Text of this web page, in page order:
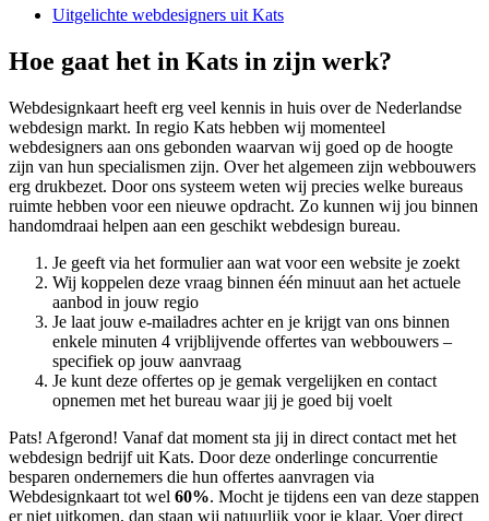
Uitgelichte webdesigners uit Kats
Hoe gaat het in Kats in zijn werk?
Webdesignkaart heeft erg veel kennis in huis over de Nederlandse
webdesign markt. In regio Kats hebben wij momenteel
webdesigners aan ons gebonden waarvan wij goed op de hoogte
zijn van hun specialismen zijn. Over het algemeen zijn webbouwers
erg drukbezet. Door ons systeem weten wij precies welke bureaus
ruimte hebben voor een nieuwe opdracht. Zo kunnen wij jou binnen
handomdraai helpen aan een geschikt webdesign bureau.
Je geeft via het formulier aan wat voor een website je zoekt
Wij koppelen deze vraag binnen één minuut aan het actuele
aanbod in jouw regio
Je laat jouw e-mailadres achter en je krijgt van ons binnen
enkele minuten 4 vrijblijvende offertes van webbouwers –
specifiek op jouw aanvraag
Je kunt deze offertes op je gemak vergelijken en contact
opnemen met het bureau waar jij je goed bij voelt
Pats! Afgerond! Vanaf dat moment sta jij in direct contact met het
webdesign bedrijf uit Kats. Door deze onderlinge concurrentie
besparen ondernemers die hun offertes aanvragen via
Webdesignkaart tot wel 60%. Mocht je tijdens een van deze stappen
er niet uitkomen, dan staan wij natuurlijk voor je klaar. Voer direct